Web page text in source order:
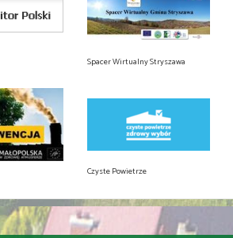
Spacer Wirtualny Stryszawa
Czyste Powietrze